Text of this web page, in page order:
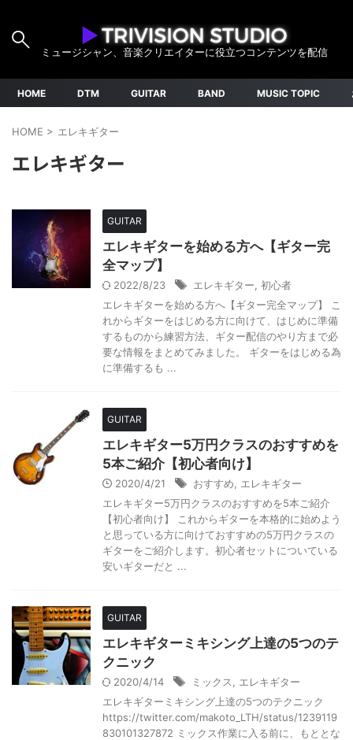
ミュージシャン、音楽クリエイターに役立つコンテンツを配信
HOME DTM GUITAR BAND MUSIC TOPIC
HOME > エレキギター
エレキギター
GUITAR
エレキギターを始める方へ【ギター完
全マップ】
2022/8/23 エレキギター 初心者
エレキギターを始める方へ【ギター完全マップ】 こ
れからギターをはじめる方に向けて、はじめに準備
するものから練習方法、ギター配信のやり方まで必
要な情報をまとめてみました。 ギターをはじめる為
に準備するも ...
GUITAR
エレキギター5万円クラスのおすすめを
5本ご紹介【初心者向け】
2020/4/21 おすすめ
エレキギター
エレキギター5万円クラスのおすすめを5本ご紹介
【初心者向け】 これからギターを本格的に始めよう
と思っている方に向けておすすめの5万円クラスの
ギターをご紹介します。初心者セットについている
安いギターだと ...
GUITAR
エレキギターミキシング上達の5つのテ
クニック
2020/4/14 ミックス
エレキギター
エレキギターミキシング上達の5つのテクニック
https://twitter.com/makoto_LTH/status/1239119
830101327872 ミックス作業に入る前に、もととな